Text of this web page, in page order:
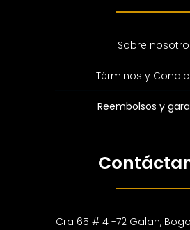
Sobre
Términos y
Reembolsos y
Cra 65 # 4 -72 Galan,